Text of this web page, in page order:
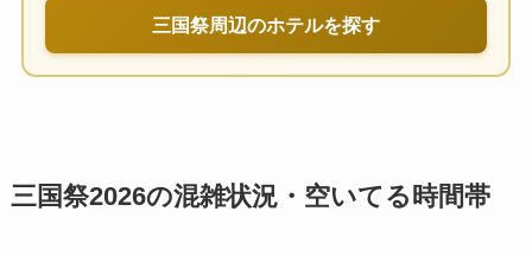
三国祭周辺のホテルを探す
三国祭2026の混雑状況・空いてる時間帯